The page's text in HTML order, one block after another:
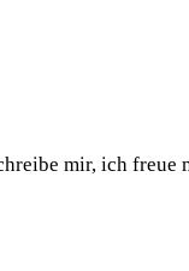
mir, ich freue